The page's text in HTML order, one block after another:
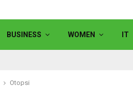
BUSINESS WOMEN IT
Otopsi